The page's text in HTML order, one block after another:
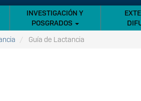
INVESTIGACIÓN Y
POSGRADOS
Guía de Lactancia